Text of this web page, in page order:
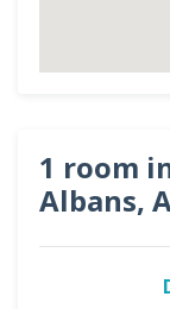
1 room
Albans,